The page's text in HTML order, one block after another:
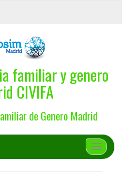
familiar y genero
CIVIFA
de Genero Madrid
Cambiar